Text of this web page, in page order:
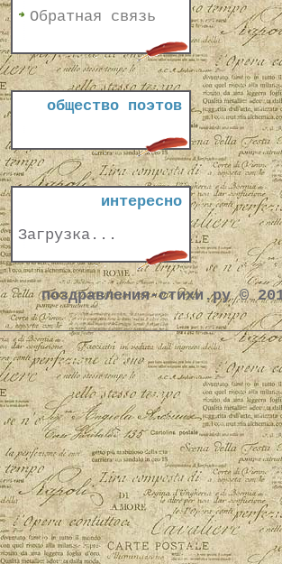
Обратная связь
общество поэтов
интересно
Загрузка...
поздравления-стихи.ру ©